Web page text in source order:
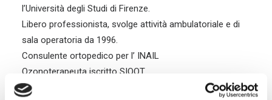
l’Università degli Studi di Firenze.
Libero professionista, svolge attività ambulatoriale e di
sala operatoria da 1996.
Consulente ortopedico per l’ INAIL
Ozonoterapeuta iscritto SIOOT